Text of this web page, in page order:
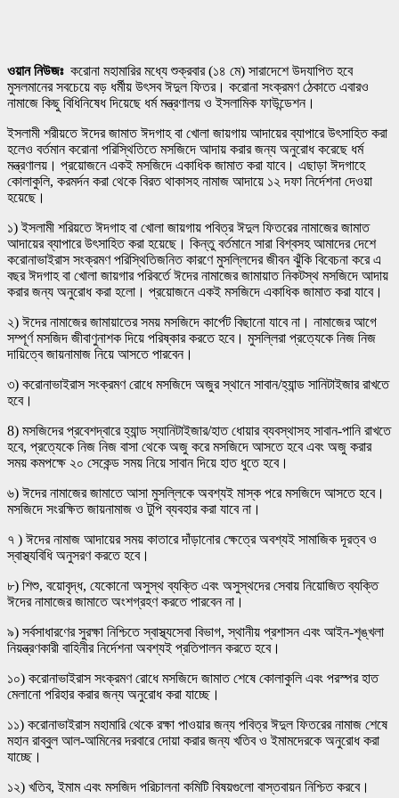
ওয়ান নিউজঃ করোনা মহামারির মধ্যে শুক্রবার (১৪ মে) সারাদেশে উদযাপিত হবে
মুসলমানের সবচেয়ে বড় ধর্মীয় উৎসব ঈদুল ফিতর। করোনা সংক্রমণ ঠেকাতে এবারও
নামাজে কিছু বিধিনিষেধ দিয়েছে ধর্ম মন্ত্রণালয় ও ইসলামিক ফাউন্ডেশন।
ইসলামী শরীয়তে ঈদের জামাত ঈদগাহ বা খোলা জায়গায় আদায়ের ব্যাপারে উৎসাহিত করা
হলেও বর্তমান করোনা পরিস্থিতিতে মসজিদে আদায় করার জন্য অনুরোধ করেছে ধর্ম
মন্ত্রণালয়। প্রয়োজনে একই মসজিদে একাধিক জামাত করা যাবে। এছাড়া ঈদগাহে
কোলাকুলি, করমর্দন করা থেকে বিরত থাকাসহ নামাজ আদায়ে ১২ দফা নির্দেশনা দেওয়া
হয়েছে।
১) ইসলামী শরিয়তে ঈদগাহ বা খোলা জায়গায় পবিত্র ঈদুল ফিতরের নামাজের জামাত
আদায়ের ব্যাপারে উৎসাহিত করা হয়েছে। কিন্তু বর্তমানে সারা বিশ্বসহ আমাদের দেশে
করোনাভাইরাস সংক্রমণ পরিস্থিতিজনিত কারণে মুসল্লিদের জীবন ঝুঁকি বিবেচনা করে এ
বছর ঈদগাহ বা খোলা জায়গার পরিবর্তে ঈদের নামাজের জামায়াত নিকটস্থ মসজিদে আদায়
করার জন্য অনুরোধ করা হলো। প্রয়োজনে একই মসজিদে একাধিক জামাত করা যাবে।
২) ঈদের নামাজের জামায়াতের সময় মসজিদে কার্পেট বিছানো যাবে না। নামাজের আগে
সম্পূর্ণ মসজিদ জীবাণুনাশক দিয়ে পরিষ্কার করতে হবে। মুসল্লিরা প্রত্যেকে নিজ নিজ
দায়িত্বে জায়নামাজ নিয়ে আসতে পারবেন।
৩) করোনাভাইরাস সংক্রমণ রোধে মসজিদে অজুর স্থানে সাবান/হ্যান্ড সানিটাইজার রাখতে
হবে।
8) মসজিদের প্রবেশদ্বারে হ্যান্ড স্যানিটাইজার/হাত ধোয়ার ব্যবস্থাসহ সাবান-পানি রাখতে
হবে, প্রত্যেকে নিজ নিজ বাসা থেকে অজু করে মসজিদে আসতে হবে এবং অজু করার
সময় কমপক্ষে ২০ সেকেন্ড সময় নিয়ে সাবান দিয়ে হাত ধুতে হবে।
৬) ঈদের নামাজের জামাতে আসা মুসল্লিকে অবশ্যই মাস্ক পরে মসজিদে আসতে হবে।
মসজিদে সংরক্ষিত জায়নামাজ ও টুপি ব্যবহার করা যাবে না।
৭ ) ঈদের নামাজ আদায়ের সময় কাতারে দাঁড়ানোর ক্ষেত্রে অবশ্যই সামাজিক দূরত্ব ও
স্বাস্থ্যবিধি অনুসরণ করতে হবে।
৮) শিশু, বয়োবৃদ্ধ, যেকোনো অসুস্থ ব্যক্তি এবং অসুস্থদের সেবায় নিয়োজিত ব্যক্তি
ঈদের নামাজের জামাতে অংশগ্রহণ করতে পারবেন না।
৯) সর্বসাধারণের সুরক্ষা নিশ্চিতে স্বাস্থ্যসেবা বিভাগ, স্থানীয় প্রশাসন এবং আইন-শৃঙ্খলা
নিয়ন্ত্রণকারী বাহিনীর নির্দেশনা অবশ্যই প্রতিপালন করতে হবে।
১০) করোনাভাইরাস সংক্রমণ রোধে মসজিদে জামাত শেষে কোলাকুলি এবং পরস্পর হাত
মেলানো পরিহার করার জন্য অনুরোধ করা যাচ্ছে।
১১) করোনাভাইরাস মহামারি থেকে রক্ষা পাওয়ার জন্য পবিত্র ঈদুল ফিতরের নামাজ শেষে
মহান রাব্বুল আল-আমিনের দরবারে দোয়া করার জন্য খতিব ও ইমামদেরকে অনুরোধ করা
যাচ্ছে।
১২) খতিব, ইমাম এবং মসজিদ পরিচালনা কমিটি বিষয়গুলো বাস্তবায়ন নিশ্চিত করবে।